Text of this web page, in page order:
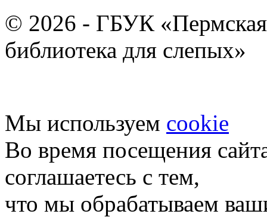
© 2026 - ГБУК «Пермская
библиотека для слепых»
Мы используем cookie
Во время посещения
соглашаетесь с тем,
что мы обрабатываем